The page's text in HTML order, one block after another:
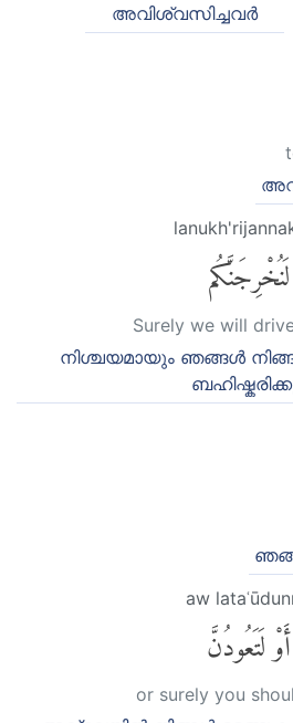
അവിശ്വസിച്ചവര്‍
لَنُخْرِجَنَّكُم
Surely we will
നിശ്ചയമായും ഞങ്ങള്‍
aw
أَوْ لَتَعُودُنَّ
or surely you